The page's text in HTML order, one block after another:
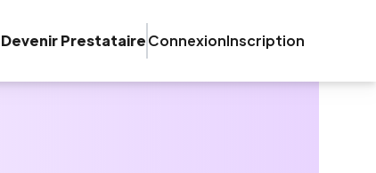
Devenir PrestataireConnexionInscription